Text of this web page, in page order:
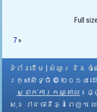
Full
7 »
ទំព័រដើម
សំណួរ និង ចំ
រក្សាសិទ្ធិ © ២០១៤ ដ
ស្នាក់ការកណ្តាល ៖
សុខ រាជធានីភ្នំពេញ។